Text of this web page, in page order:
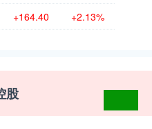
+164.40 +2.13%
股